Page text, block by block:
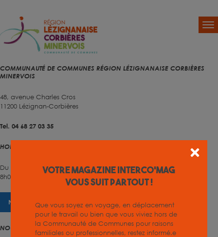
COMMUNAUTÉ DE COMMUNES RÉGION LÉZIGNANAISE CORBIÈRES
MINERVOIS
48, avenue Charles Cros
11200 Lézignan-Corbières
Tel. 04 68 27 03 35
HORAIRES D'OUVERTURE
Du lundi au vendredi
8h00 – 12h00 et 13h30 – 17h00
NOUS CONTACTER
NOUS SUIVRE
Votre magazine INTERCO'MAG
vous suit partout !
Que vous soyez en voyage, en déplacement
pour le travail ou bien que vous viviez hors de
la Communauté de Communes pour raisons
familiales ou professionnelles, restez informé.e